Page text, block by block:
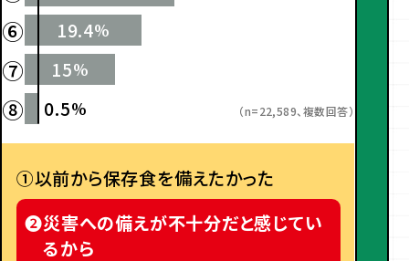
⑥ 19.4%
⑦ 15%
⑧ 0.5% （n=22,589、複数回答）
①以前から保存食を備えたかった
❷災害への備えが不十分だと感じてい
るから